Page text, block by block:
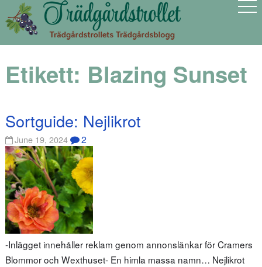
Etikett: Blazing Sunset
Sortguide: Nejlikrot
June 19, 2024 2
-Inlägget innehåller reklam genom annonslänkar för Cramers
Blommor och Wexthuset- En himla massa namn… Nejlikrot